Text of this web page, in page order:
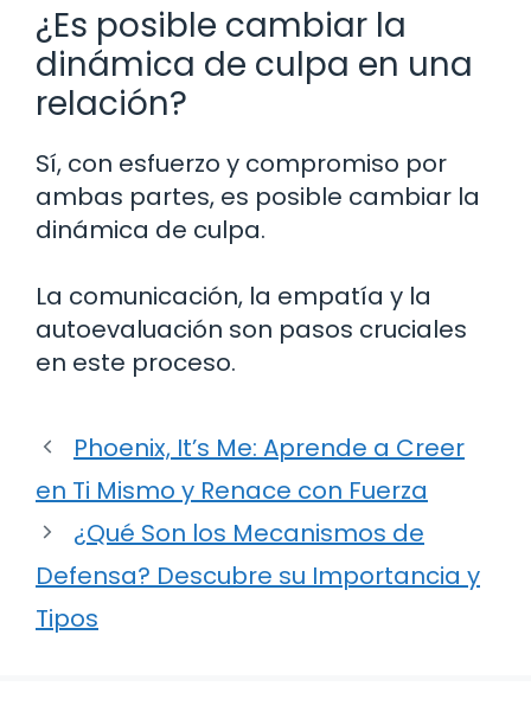
¿Es posible cambiar la
dinámica de culpa en una
relación?
Sí, con esfuerzo y compromiso por
ambas partes, es posible cambiar la
dinámica de culpa.
La comunicación, la empatía y la
autoevaluación son pasos cruciales
en este proceso.
Phoenix, It’s Me: Aprende a Creer
en Ti Mismo y Renace con Fuerza
¿Qué Son los Mecanismos de
Defensa? Descubre su Importancia y
Tipos